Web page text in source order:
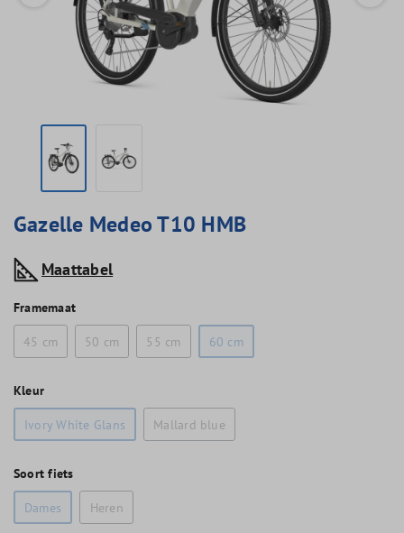
Gazelle Medeo T10 HMB
Maattabel
Framemaat
45 cm
50 cm 55 cm 60 cm
Kleur
Ivory White Glans
Mallard blue
Soort fiets
Dames
Heren